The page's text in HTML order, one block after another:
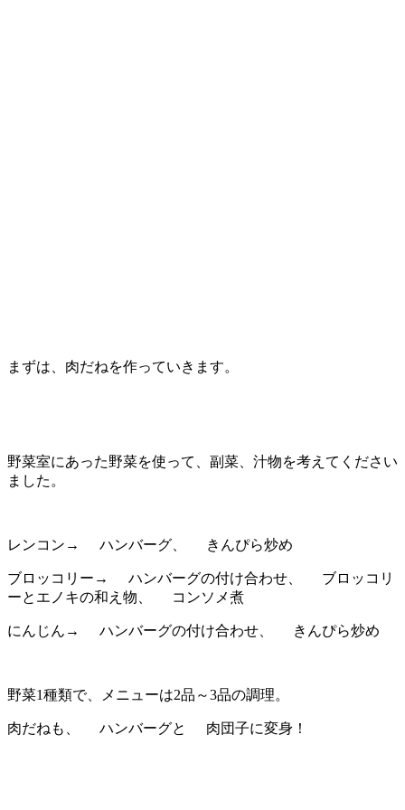
まずは、肉だねを作っていきます。
野菜室にあった野菜を使って、副菜、汁物を考えてください
ました。
レンコン→ ハンバーグ、 きんぴら炒め
ブロッコリー→ ハンバーグの付け合わせ、
ブロッコリ
ーとエノキの和え物、
コンソメ煮
にんじん→ ハンバーグの付け合わせ、 きんぴら炒め
野菜1種類で、メニューは2品～3品の調理。
肉だねも、 ハンバーグと 肉団子に変身！